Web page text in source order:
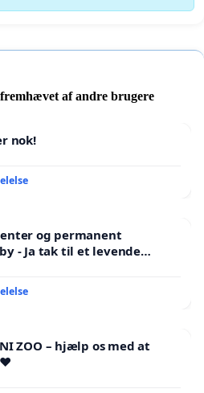
af andre brugere
nok!
og permanent
- Ja tak til et levende
ZOO – hjælp os med at